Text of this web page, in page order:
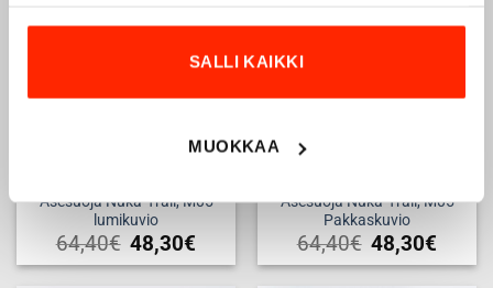
SALLI KAIKKI
MUOKKAA
tuotteen
Asesuoja Nuka-Trail, M05
lumikuvio
64,40€ 48,30€
Asesuoja Nuka-Trail, M05
Pakkaskuvio
64,40€ 48,30€